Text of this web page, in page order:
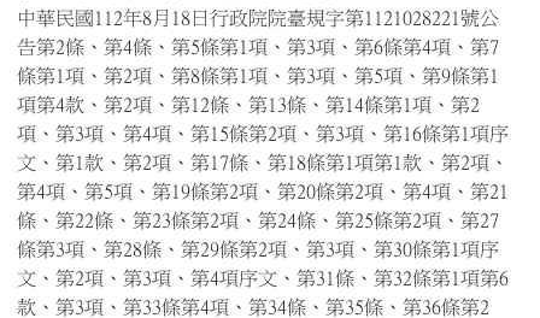
中華民國112年8月18日行政院院臺規字第1121028221號公
告第2條、第4條、第5條第1項、第3項、第6條第4項、第7
條第1項、第2項、第8條第1項、第3項、第5項、第9條第1
項第4款、第2項、第12條、第13條、第14條第1項、第2
項、第3項、第4項、第15條第2項、第3項、第16條第1項序
文、第1款、第2項、第17條、第18條第1項第1款、第2項、
第4項、第5項、第19條第2項、第20條第2項、第4項、第21
條、第22條、第23條第2項、第24條、第25條第2項、第27
條第3項、第28條、第29條第2項、第3項、第30條第1項序
文、第2項、第3項、第4項序文、第31條、第32條第1項第6
款、第3項、第33條第4項、第34條、第35條、第36條第2